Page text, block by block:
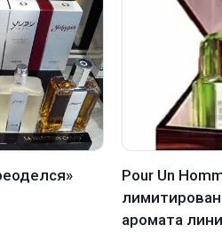
Pour Un
‎аромата